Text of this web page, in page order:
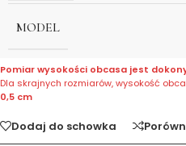
MODEL
Pomiar wysokości obcasa jest
Dla skrajnych rozmiarów, wysokość
0,5 cm
Dodaj do schowka